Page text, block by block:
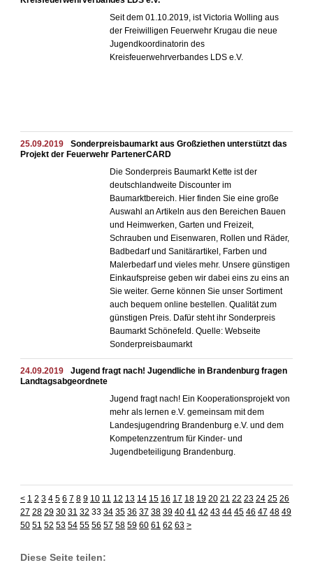
Seit dem 01.10.2019, ist Victoria Wolling aus
der Freiwilligen Feuerwehr Krugau die neue
Jugendkoordinatorin des
Kreisfeuerwehrverbandes LDS e.V.
25.09.2019
Sonderpreisbaumarkt aus Großziethen unterstützt das
Projekt der Feuerwehr PartenerCARD
Die Sonderpreis Baumarkt Kette ist der
deutschlandweite Discounter im
Baumarktbereich. Hier finden Sie eine große
Auswahl an Artikeln aus den Bereichen Bauen
und Heimwerken, Garten und Freizeit,
Schrauben und Eisenwaren, Rollen und Räder,
Badbedarf und Sanitärartikel, Farben und
Malerbedarf und vieles mehr. Unsere günstigen
Einkaufspreise geben wir dabei eins zu eins an
Sie weiter. Gerne können Sie unser Sortiment
auch bequem online bestellen. Qualität zum
günstigen Preis. Dafür steht ihr Sonderpreis
Baumarkt Schönefeld. Quelle: Webseite
Sonderpreisbaumarkt
24.09.2019
Jugend fragt nach! Jugendliche in Brandenburg fragen
Landtagsabgeordnete
Jugend fragt nach! Ein Kooperationsprojekt von
mehr als lernen e.V. gemeinsam mit dem
Landesjugendring Brandenburg e.V. und dem
Kompetenzzentrum für Kinder- und
Jugendbeteiligung Brandenburg.
< 1 2 3 4 5 6 7 8 9 10 11 12 13 14 15 16 17 18 19 20 21 22 23 24 25 26
27 28 29 30 31 32 33 34 35 36 37 38 39 40 41 42 43 44 45 46 47 48 49
50 51 52 53 54 55 56 57 58 59 60 61 62 63 >
Diese Seite teilen: